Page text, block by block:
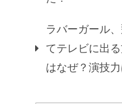
ラバーガール
てテレビに出
はなぜ？演技力